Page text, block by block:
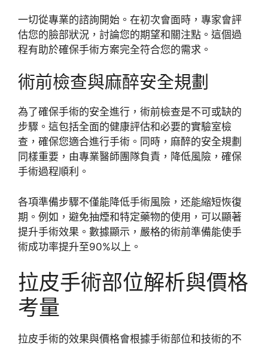
一切從專業的諮詢開始。在初次會面時，專家會評
估您的臉部狀況，討論您的期望和關注點。這個過
程有助於確保手術方案完全符合您的需求。
術前檢查與麻醉安全規劃
為了確保手術的安全進行，術前檢查是不可或缺的
步驟。這包括全面的健康評估和必要的實驗室檢
查，確保您適合進行手術。同時，麻醉的安全規劃
同樣重要，由專業醫師團隊負責，降低風險，確保
手術過程順利。
各項準備步驟不僅能降低手術風險，还能縮短恢復
期。例如，避免抽煙和特定藥物的使用，可以顯著
提升手術效果。數據顯示，嚴格的術前準備能使手
術成功率提升至90%以上。
拉皮手術部位解析與價格
考量
拉皮手術的效果與價格會根據手術部位和技術的不